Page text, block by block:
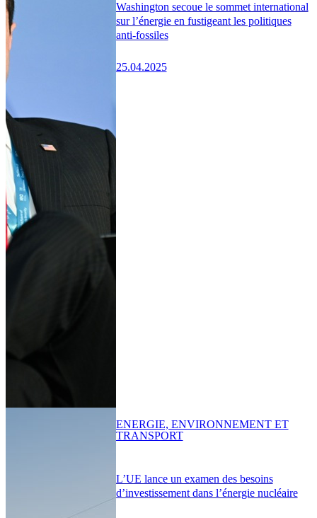
Washington secoue le sommet international
sur l’énergie en fustigeant les politiques
anti-fossiles
25.04.2025
L’UE lance un examen des besoins
d’investissement dans l’énergie nucléaire
ENERGIE, ENVIRONNEMENT ET
TRANSPORT